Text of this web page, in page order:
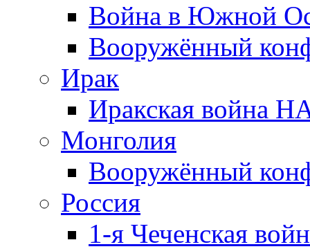
Война в Южной
Вооружённый
Ирак
Иракская война
Монголия
Вооружённый
Россия
1-я Чеченская